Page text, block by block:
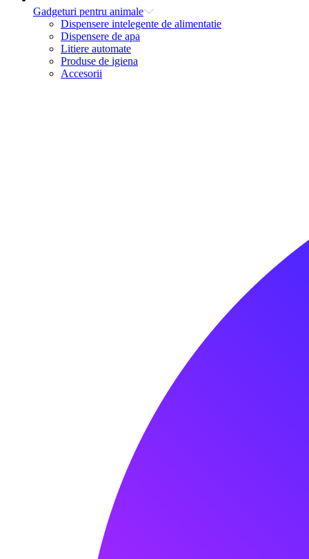
Gadgeturi pentru animale
Dispensere intelegente de alimentatie
Dispensere de apa
Litiere automate
Produse de igiena
Accesorii